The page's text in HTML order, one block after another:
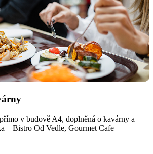
v budově A4, doplněná o kavárny a
– Bistro Od Vedle, Gourmet Cafe